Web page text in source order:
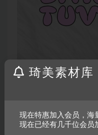
琦美素材库
现在特惠加入会员，海
现在已经有几千位会员